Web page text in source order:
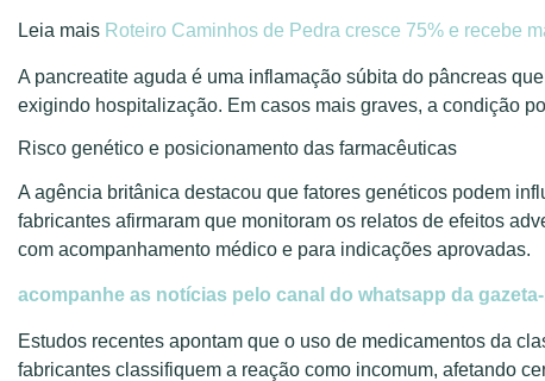
Leia mais Roteiro Caminhos de Pedra cresce 75% e recebe
A pancreatite aguda é uma inflamação súbita do pâncreas
exigindo hospitalização. Em casos mais graves, a condição
Risco genético e posicionamento das farmacêuticas
A agência britânica destacou que fatores genéticos podem
fabricantes afirmaram que monitoram os relatos de efeitos
com acompanhamento médico e para indicações aprovadas.
acompanhe as notícias pelo canal do whatsapp da
Estudos recentes apontam que o uso de medicamentos da
fabricantes classifiquem a reação como incomum, afetando